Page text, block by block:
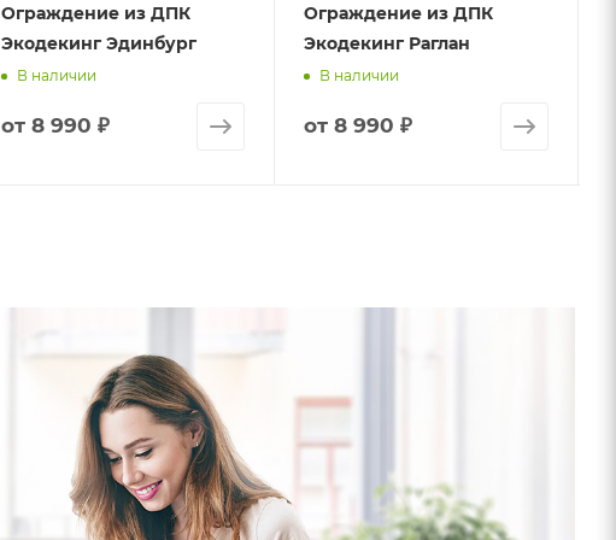
Ограждение из ДПК
Экодекинг Эдинбург
В наличии
от 8 990 ₽
Ограждение из ДПК
Экодекинг Раглан
В наличии
от8 990 ₽